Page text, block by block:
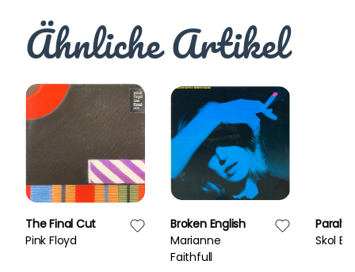
Ähnliche Artikel
The Final Cut
Pink Floyd
Broken English
Marianne
Faithfull
Skol